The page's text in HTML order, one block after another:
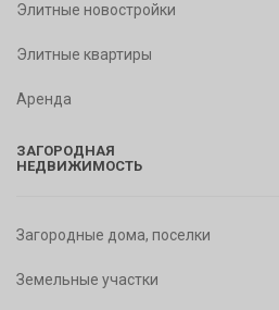
Элитные новостройки
Элитные квартиры
Аренда
ЗАГОРОДНАЯ
НЕДВИЖИМОСТЬ
Загородные дома, поселки
Земельные участки